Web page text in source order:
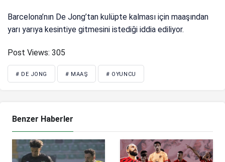
Barcelona’nın De Jong’tan kulüpte kalması için maaşından
yarı yarıya kesintiye gitmesini istediği iddia ediliyor.
Post Views: 305
# DE JONG # MAAŞ # OYUNCU
Benzer Haberler